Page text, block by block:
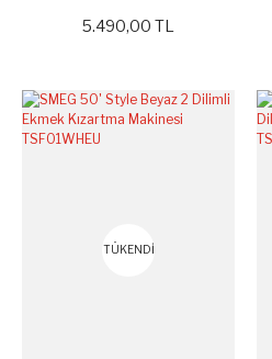
5.490,00 TL
TÜKENDİ